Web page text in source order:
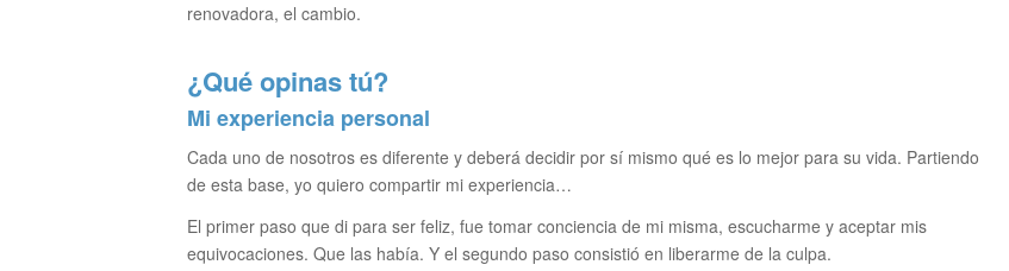
renovadora, el cambio.
¿Qué opinas tú?
Mi experiencia personal
Cada uno de nosotros es diferente y deberá decidir por sí mismo qué es lo mejor para su vida. Partiendo
de esta base, yo quiero compartir mi experiencia…
El primer paso que di para ser feliz, fue tomar conciencia de mi misma, escucharme y aceptar mis
equivocaciones. Que las había. Y el segundo paso consistió en liberarme de la culpa.